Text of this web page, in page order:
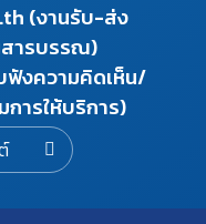
(งานรับ-ส่ง
สารบรรณ)
ฟังความคิดเห็น/
การให้บริการ)